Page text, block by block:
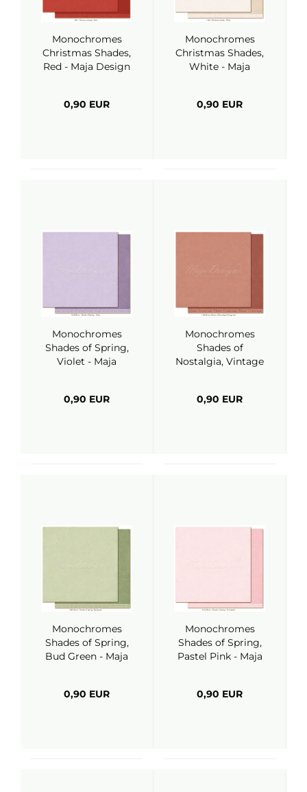
Monochromes
Christmas Shades,
Red - Maja Design
0,90 EUR
Monochromes
Christmas Shades,
White - Maja
0,90 EUR
Monochromes
Shades of Spring,
Violet - Maja
0,90 EUR
Monochromes
Shades of
Nostalgia, Vintage
0,90 EUR
Monochromes
Shades of Spring,
Bud Green - Maja
0,90 EUR
Monochromes
Shades of Spring,
Pastel Pink - Maja
0,90 EUR